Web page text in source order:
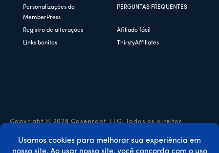
Personalizações do
MemberPress
PERGUNTAS FREQUENTES
Registro de alterações Afiliado fácil
Links bonitos ThirstyAffiliates
Copyright © 2026 Caseproof, LLC. Todos os direitos
Política de privacidade Reembolsos Termos e condições